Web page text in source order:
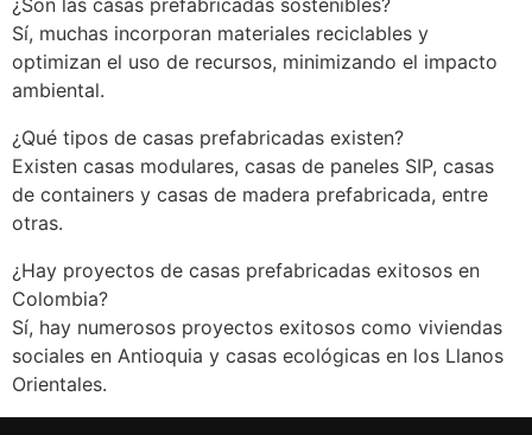
¿Son las casas prefabricadas sostenibles?
Sí, muchas incorporan materiales reciclables y
optimizan el uso de recursos, minimizando el impacto
ambiental.
¿Qué tipos de casas prefabricadas existen?
Existen casas modulares, casas de paneles SIP, casas
de containers y casas de madera prefabricada, entre
otras.
¿Hay proyectos de casas prefabricadas exitosos en
Colombia?
Sí, hay numerosos proyectos exitosos como viviendas
sociales en Antioquia y casas ecológicas en los Llanos
Orientales.